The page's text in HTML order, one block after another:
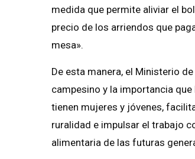
medida que permite aliviar el
precio de los arriendos que
mesa».
De esta manera, el Ministerio
campesino y la importancia
tienen mujeres y jóvenes,
ruralidad e impulsar el trabajo
alimentaria de las futuras